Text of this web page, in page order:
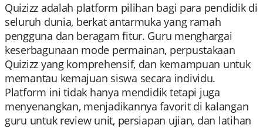
Quizizz adalah platform pilihan bagi para pendidik di
seluruh dunia, berkat antarmuka yang ramah
pengguna dan beragam fitur. Guru menghargai
keserbagunaan mode permainan, perpustakaan
Quizizz yang komprehensif, dan kemampuan untuk
memantau kemajuan siswa secara individu.
Platform ini tidak hanya mendidik tetapi juga
menyenangkan, menjadikannya favorit di kalangan
guru untuk review unit, persiapan ujian, dan latihan